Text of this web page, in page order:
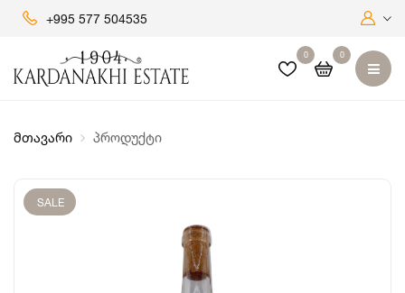
+995 577 504535
0 0
მთავარი პროდუქტი
SALE